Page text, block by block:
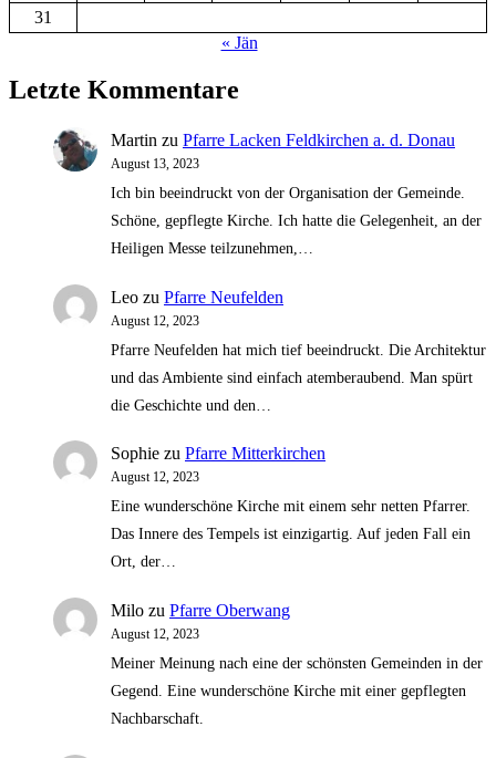
31
« Jän
Letzte Kommentare
Martin zu Pfarre Lacken Feldkirchen a. d. Donau
August 13, 2023
Ich bin beeindruckt von der Organisation der Gemeinde.
Schöne, gepflegte Kirche. Ich hatte die Gelegenheit, an der
Heiligen Messe teilzunehmen,…
Leo zu Pfarre Neufelden
August 12, 2023
Pfarre Neufelden hat mich tief beeindruckt. Die Architektur
und das Ambiente sind einfach atemberaubend. Man spürt
die Geschichte und den…
Sophie zu Pfarre Mitterkirchen
August 12, 2023
Eine wunderschöne Kirche mit einem sehr netten Pfarrer.
Das Innere des Tempels ist einzigartig. Auf jeden Fall ein
Ort, der…
Milo zu Pfarre Oberwang
August 12, 2023
Meiner Meinung nach eine der schönsten Gemeinden in der
Gegend. Eine wunderschöne Kirche mit einer gepflegten
Nachbarschaft.